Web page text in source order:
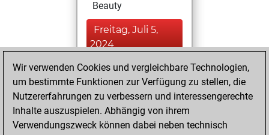
Beauty
Freitag, Juli 5,
2024
You achieved a
BeautyScore of 2
Fritz
achieved a new Elo
Wir verwenden Cookies und vergleichbare Technologien,
um bestimmte Funktionen zur Verfügung zu stellen, die
Nutzererfahrungen zu verbessern und interessengerechte
Inhalte auszuspielen. Abhängig von ihrem
Verwendungszweck können dabei neben technisch